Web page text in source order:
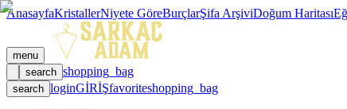
AnasayfaKristallerNiyete GöreBurçlarŞifa ArşiviDoğum Haritası
menu
search shopping_bag
search loginGİRİŞfavoriteshopping_bag